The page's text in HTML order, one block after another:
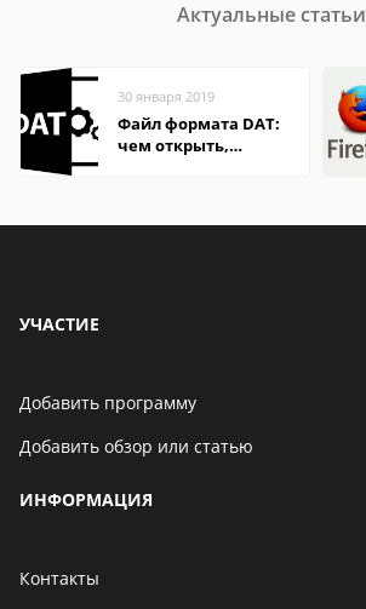
Актуальные статьи
30 января 2019
Файл формата DAT:
чем открыть,
УЧАСТИЕ
Добавить программу
Добавить обзор или статью
ИНФОРМАЦИЯ
Контакты